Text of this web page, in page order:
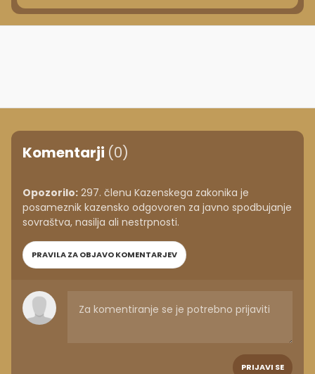
Komentarji (0)
Opozorilo: 297. členu Kazenskega zakonika je
posameznik kazensko odgovoren za javno spodbujanje
sovraštva, nasilja ali nestrpnosti.
PRAVILA ZA OBJAVO KOMENTARJEV
PRIJAVI SE